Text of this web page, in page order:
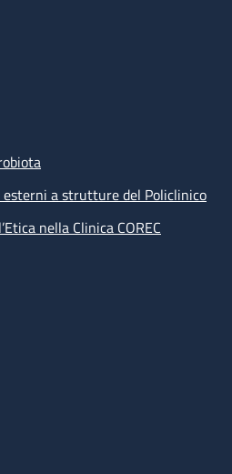
esterni a strutture del Policlinico
nella Clinica COREC